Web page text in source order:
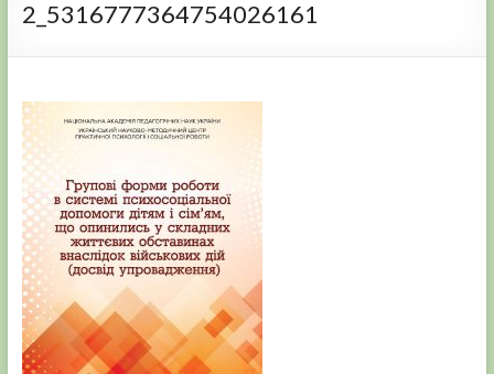
2_5316777364754026161